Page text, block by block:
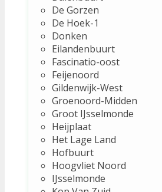
De Gorzen
De Hoek-1
Donken
Eilandenbuurt
Fascinatio-oost
Feijenoord
Gildenwijk-West
Groenoord-Midden
Groot IJsselmonde
Heijplaat
Het Lage Land
Hofbuurt
Hoogvliet Noord
IJsselmonde